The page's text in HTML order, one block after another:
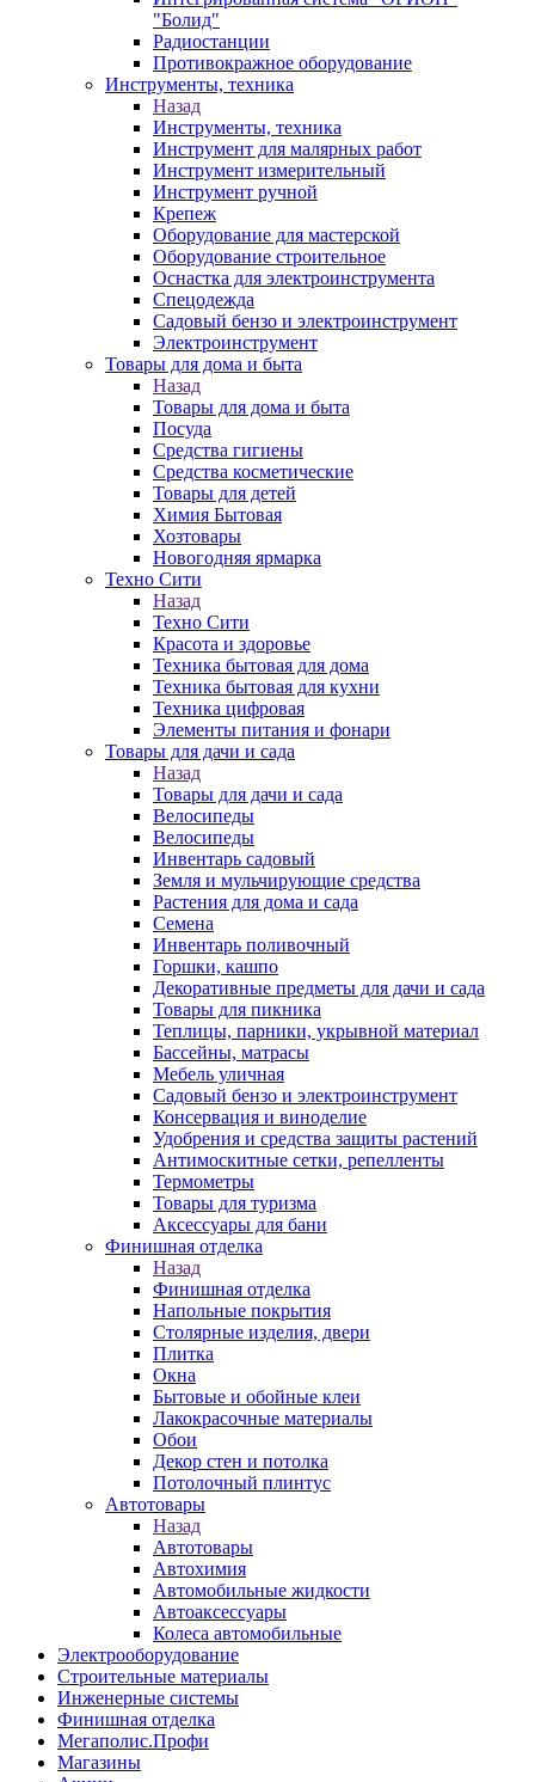
"Болид"
Радиостанции
Противокражное оборудование
Инструменты, техника
Назад
Инструменты, техника
Инструмент для малярных работ
Инструмент измерительный
Инструмент ручной
Крепеж
Оборудование для мастерской
Оборудование строительное
Оснастка для электроинструмента
Спецодежда
Садовый бензо и электроинструмент
Электроинструмент
Товары для дома и быта
Назад
Товары для дома и быта
Посуда
Средства гигиены
Средства косметические
Товары для детей
Химия Бытовая
Хозтовары
Новогодняя ярмарка
Техно Сити
Назад
Техно Сити
Красота и здоровье
Техника бытовая для дома
Техника бытовая для кухни
Техника цифровая
Элементы питания и фонари
Товары для дачи и сада
Назад
Товары для дачи и сада
Велосипеды
Велосипеды
Инвентарь садовый
Земля и мульчирующие средства
Растения для дома и сада
Семена
Инвентарь поливочный
Горшки, кашпо
Декоративные предметы для дачи и сада
Товары для пикника
Теплицы, парники, укрывной материал
Бассейны, матрасы
Мебель уличная
Садовый бензо и электроинструмент
Консервация и виноделие
Удобрения и средства защиты растений
Антимоскитные сетки, репелленты
Термометры
Товары для туризма
Аксессуары для бани
Финишная отделка
Назад
Финишная отделка
Напольные покрытия
Столярные изделия, двери
Плитка
Окна
Бытовые и обойные клеи
Лакокрасочные материалы
Обои
Декор стен и потолка
Потолочный плинтус
Автотовары
Назад
Автотовары
Автохимия
Автомобильные жидкости
Автоаксессуары
Колеса автомобильные
Электрооборудование
Строительные материалы
Инженерные системы
Финишная отделка
Мегаполис.Профи
Магазины